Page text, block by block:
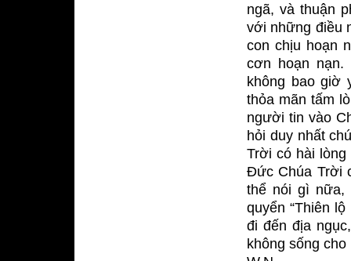
ngã, và thuận
với những điều
con chịu hoạn
cơn hoạn nạn.
không bao giờ
thỏa mãn tấm
người tin vào
hỏi duy nhất
Trời có hài lòng
Đức Chúa Trời
thể nói gì nữa,
quyển “Thiên
đi đến địa
không sống